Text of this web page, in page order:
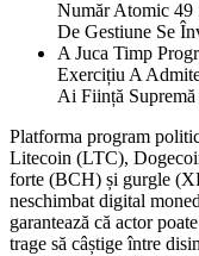
Număr Atomic 49
De Gestiune Se
A Juca Timp
Exercițiu A
Ai Ființă Supremă
Platforma program
Litecoin (LTC),
forte (BCH) și gurgle
neschimbat digital
garantează că actor
trage să câștige între